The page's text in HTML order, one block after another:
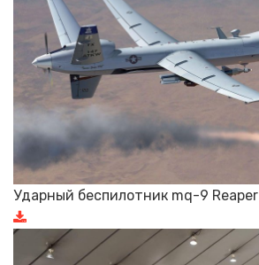
Ударный беспилотник mq-9 Reaper